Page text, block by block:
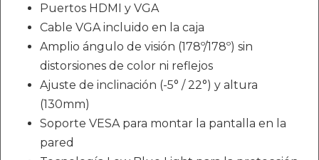
Puertos HDMI y VGA
Cable VGA incluido en la caja
Amplio ángulo de visión (178º/178º) sin
distorsiones de color ni reflejos
Ajuste de inclinación (-5° / 22°) y altura
(130mm)
Soporte VESA para montar la pantalla en la
pared